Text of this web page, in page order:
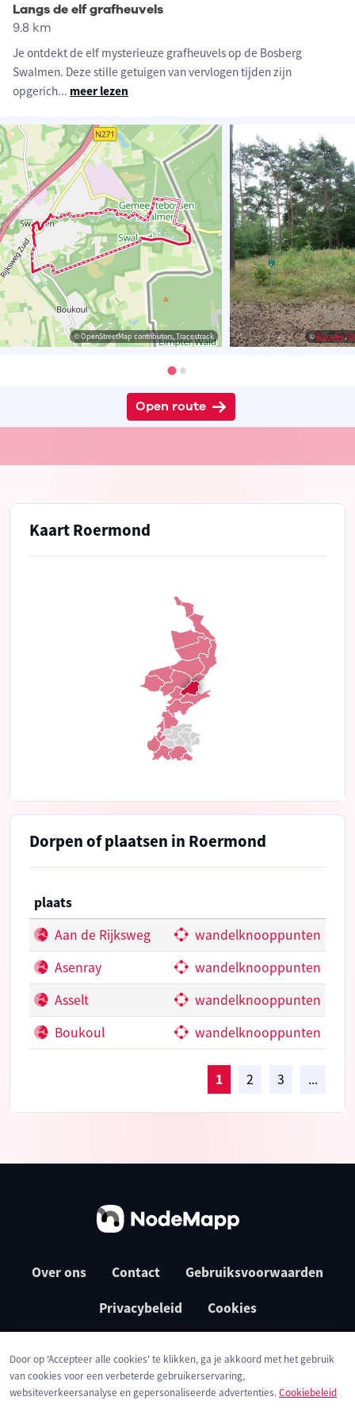
Langs de elf grafheuvels
9.8 km
Je ontdekt de elf mysterieuze grafheuvels op de Bosberg
Swalmen. Deze stille getuigen van vervlogen tijden zijn
opgerich... meer lezen
© OpenStreetMap contributors, Tracestrack ©Romaine,
Open route
Kaart Roermond
Dorpen of plaatsen in Roermond
plaats
Aan de Rijksweg
wandelknooppunten
Asenray
wandelknooppunten
Asselt
wandelknooppunten
Boukoul
wandelknooppunten
1 2 3 ...
Over ons Contact Gebruiksvoorwaarden
Privacybeleid Cookies
Door op 'Accepteer alle cookies' te klikken, ga je akkoord met het gebruik
van cookies voor een verbeterde gebruikerservaring,
websiteverkeersanalyse en gepersonaliseerde advertenties.Cookiebeleid